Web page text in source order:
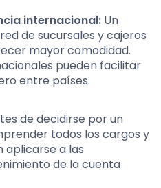
internacional: Un
de sucursales y cajeros
mayor comodidad.
pueden facilitar
entre países.
de decidirse por un
todos los cargos y
aplicarse a las
de la cuenta